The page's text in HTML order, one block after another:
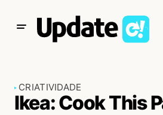
CRIATIVIDADE
Ikea: Cook This